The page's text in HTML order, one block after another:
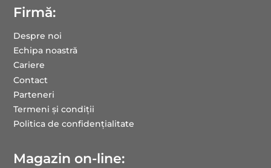
Firmă:
Despre noi
Echipa noastră
Cariere
Contact
Parteneri
Termeni și condiții
Politica de confidențialitate
Magazin on-line: